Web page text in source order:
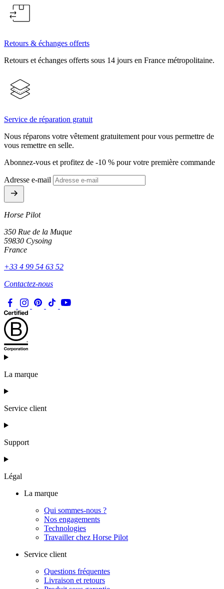
Retours & échanges offerts
Retours et échanges offerts sous 14 jours en France métropolitaine.
Service de réparation gratuit
Nous réparons votre vêtement gratuitement pour vous permettre de
vous remettre en selle.
Abonnez-vous et profitez de -10 % pour votre première commande
Adresse e-mail
Horse Pilot
350 Rue de la Muque
59830 Cysoing
France
+33 4 99 54 63 52
Contactez-nous
La marque
Service client
Support
Légal
La marque
Qui sommes-nous ?
Nos engagements
Technologies
Travailler chez Horse Pilot
Service client
Questions fréquentes
Livraison et retours